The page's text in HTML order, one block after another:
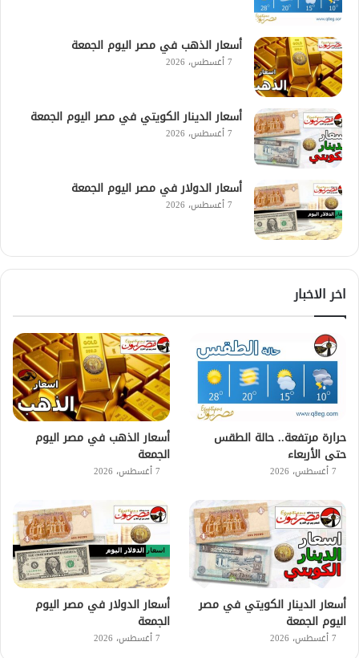
أسعار الذهب في مصر اليوم الجمعة
7 أغسطس، 2026
أسعار الدينار الكويتي في مصر اليوم الجمعة
7 أغسطس، 2026
أسعار الدولار في مصر اليوم الجمعة
7 أغسطس، 2026
اخر الاخبار
حرارة مرتفعة.. حالة الطقس
حتى الأربعاء
7 أغسطس، 2026
أسعار الذهب في مصر اليوم
الجمعة
7 أغسطس، 2026
أسعار الدينار الكويتي في مصر
اليوم الجمعة
7 أغسطس، 2026
أسعار الدولار في مصر اليوم
الجمعة
7 أغسطس، 2026